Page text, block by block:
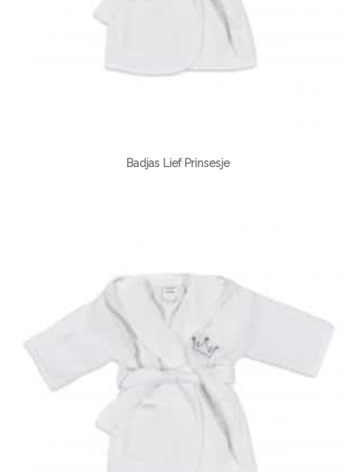
Badjas Lief Prinsesje